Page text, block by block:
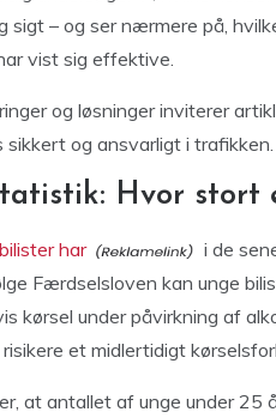
sigt – og ser nærmere på,
vist sig effektive.
og løsninger inviterer
og ansvarligt i trafikken.
Hvor stort
har
i de
Færdselsloven kan unge
kørsel under påvirkning af
et midlertidigt
at antallet af unge under 25